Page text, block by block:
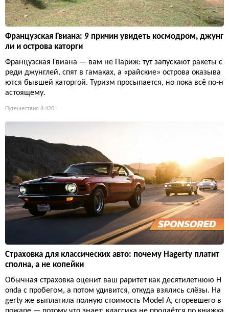
Французская Гвиана: 9 причин увидеть космодром, джунг
ли и острова каторги
Французская Гвиана — вам не Париж: тут запускают ракеты с
реди джунглей, спят в гамаках, а «райские» острова оказыва
ются бывшей каторгой. Туризм просыпается, но пока всё по-н
астоящему.
Путешествия 8 420
Страховка для классических авто: почему Hagerty платит
сполна, а не копейки
Обычная страховка оценит ваш раритет как десятилетнюю H
onda с пробегом, а потом удивится, откуда взялись слёзы. Ha
gerty же выплатила полную стоимость Model A, сгоревшего в